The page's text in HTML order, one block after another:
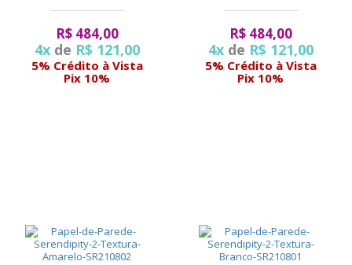
R$ 484,00
4xde R$ 121,00
5% Crédito à Vista
Pix 10%
R$ 484,00
4xde R$ 121,00
5% Crédito à Vista
Pix 10%